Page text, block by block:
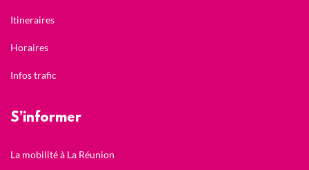
Itineraires
Horaires
Infos trafic
S’informer
La mobilité à La Réunion